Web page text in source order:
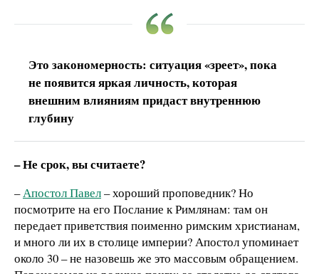
Это закономерность: ситуация «зреет», пока
не появится яркая личность, которая
внешним влияниям придаст внутреннюю
глубину
– Не срок, вы считаете?
–Апостол Павел– хороший проповедник? Но
посмотрите на его Послание к Римлянам: там он
передает приветствия поименно римским христианам,
и много ли их в столице империи? Апостол упоминает
около 30 – не назовешь же это массовым обращением.